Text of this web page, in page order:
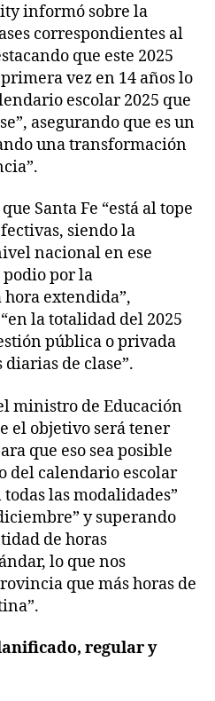
informó sobre la
correspondientes al
que este 2025
vez en 14 años lo
escolar 2025 que
asegurando que es un
una transformación
Santa Fe “está al tope
siendo la
nacional en ese
por la
extendida”,
la totalidad del 2025
pública o privada
de clase”.
ministro de Educación
el objetivo será tener
que eso sea posible
del calendario escolar
las modalidades”
y superando
de horas
lo que nos
que más horas de
regular y